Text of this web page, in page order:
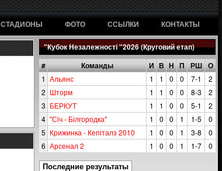
СТАДИОНЫ ФОТО ССЫЛКИ КОНТАКТЫ
"Кубок Незалежності "2026 (Круговий етап)
# Команды И В Н П РШ О
1 Альянс 1 1 0 0 7-1
2
2 Шторм 1 1 0 0 8-3
2
3 БЕРКУТ 1 1 0 0 5-1
2
4 "Сiч - Білгородка" 1 0 0 1 1-5
0
5 Крижинка - Кепіталз 2010 1 0 0 1 3-8
0
6 Арсенал 2 1 0 0 1 1-7 0
Последние результаты